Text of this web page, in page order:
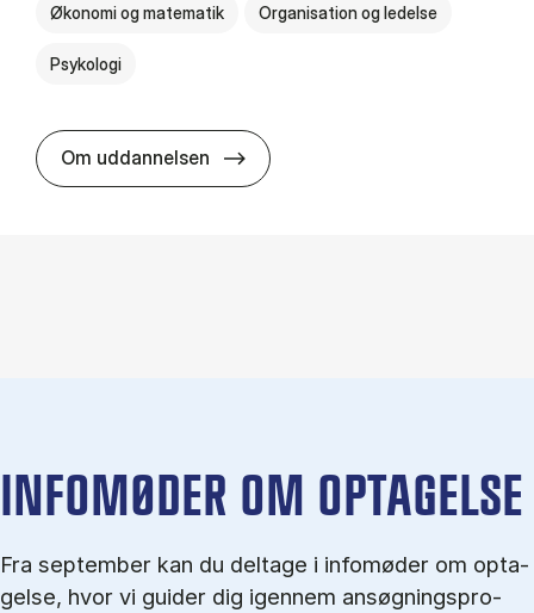
Økonomi og matematik Organisation og ledelse
Psykologi
Om uddannelsen HA(psyk.) - erhvervs­økonomi og
IN­FO­MØ­DER OM OP­TA­GEL­SE
Fra september kan du del­tage i in­fo­mø­der om op­ta­
gel­se, hvor vi gu­i­der dig igen­nem an­søg­nings­pro­